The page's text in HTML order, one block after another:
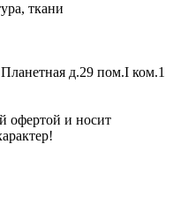
ткани
д.29 пом.I ком.1
офертой и носит